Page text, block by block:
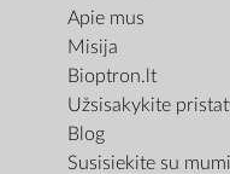
Apie mus
Misija
Bioptron.lt
Užsisakykite
Blog
Susisiekite su